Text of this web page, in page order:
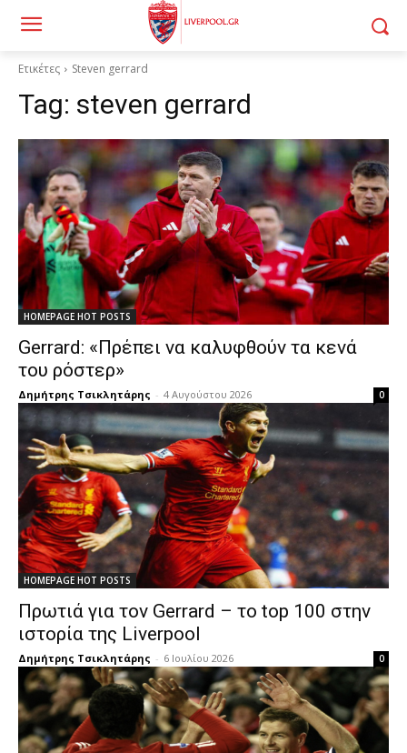
Ετικέτες Steven gerrard
Tag: steven gerrard
HOMEPAGE HOT POSTS
Gerrard: «Πρέπει να καλυφθούν τα κενά
του ρόστερ»
Δημήτρης Τσικλητάρης - 4 Αυγούστου 2026 0
HOMEPAGE HOT POSTS
Πρωτιά για τον Gerrard – το top 100 στην
ιστορία της Liverpool
Δημήτρης Τσικλητάρης - 6 Ιουλίου 2026 0